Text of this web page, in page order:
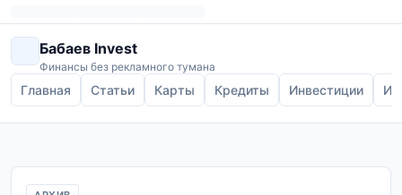
Бабаев Invest
Финансы без рекламного тумана
Главная Статьи Карты Кредиты Инвестиции